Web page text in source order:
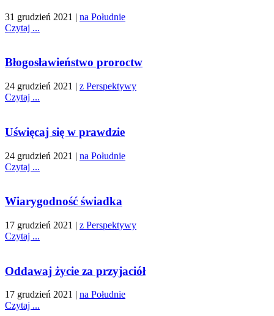
31 grudzień 2021 | na Południe
Czytaj ...
Błogosławieństwo proroctw
24 grudzień 2021 | z Perspektywy
Czytaj ...
Uświęcaj się w prawdzie
24 grudzień 2021 | na Południe
Czytaj ...
Wiarygodność świadka
17 grudzień 2021 | z Perspektywy
Czytaj ...
Oddawaj życie za przyjaciół
17 grudzień 2021 | na Południe
Czytaj ...